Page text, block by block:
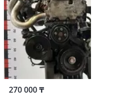
270 000 ₸